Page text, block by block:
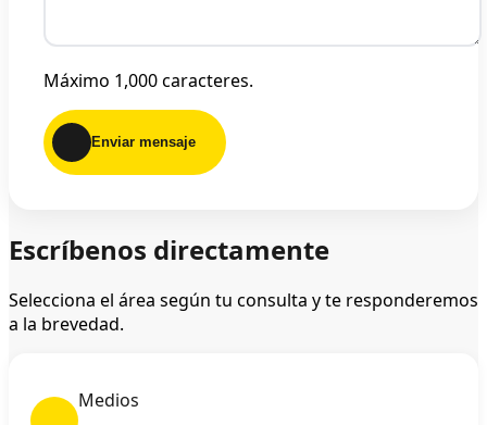
Máximo 1,000 caracteres.
Enviar mensaje
Escríbenos directamente
Selecciona el área según tu consulta y te responderemos
a la brevedad.
Medios